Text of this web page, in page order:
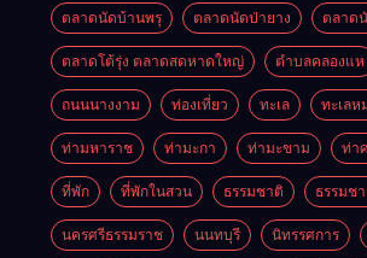
ตลาดนัดบ้านพรุ ตลาดนัดป่ายาง ตลาด
ตลาดโต้รุ่ง ตลาดสดหาดใหญ่ ตำบลคลองแห
ถนนนางงาม ท่องเที่ยว ทะเล ทะเลห
ท่ามหาราช ท่ามะกา ท่ามะขาม ท่า
ที่พัก ที่พักในสวน ธรรมชาติ ธรรมช
นครศรีธรรมราช นนทบุรี นิทรรศการ